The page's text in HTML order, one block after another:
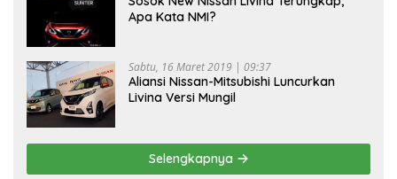
Apa Kata NMI?
Sabtu, 16 Maret 2019 | 09:37
Aliansi Nissan-Mitsubishi Luncurkan
Livina Versi Mungil
Selengkapnya